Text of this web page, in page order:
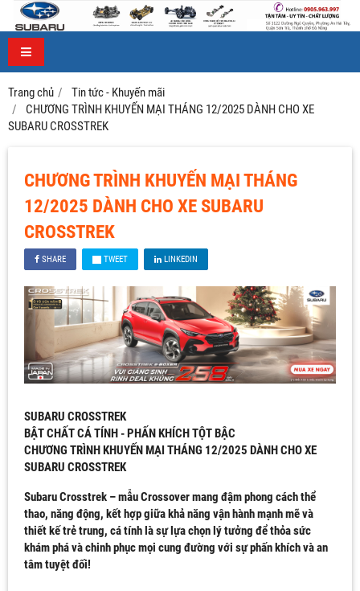
Trang chủ
Tin tức - Khuyến mãi
CHƯƠNG TRÌNH KHUYẾN MẠI THÁNG 12/2025 DÀNH CHO XE
SUBARU CROSSTREK
CHƯƠNG TRÌNH KHUYẾN MẠI THÁNG
12/2025 DÀNH CHO XE SUBARU
CROSSTREK
SHARE TWEET LINKEDIN
SUBARU CROSSTREK
BẬT CHẤT CÁ TÍNH - PHẤN KHÍCH TỘT BẬC
CHƯƠNG TRÌNH KHUYẾN MẠI THÁNG 12/2025 DÀNH CHO XE
SUBARU CROSSTREK
Subaru Crosstrek – mẫu Crossover mang đậm phong cách thể
thao, năng động, kết hợp giữa khả năng vận hành mạnh mẽ và
thiết kế trẻ trung, cá tính là sự lựa chọn lý tưởng để thỏa sức
khám phá và chinh phục mọi cung đường với sự phấn khích và an
tâm tuyệt đối!